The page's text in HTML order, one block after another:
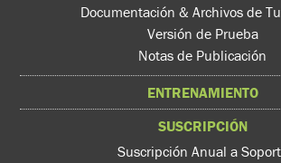
Documentación & Archivos de
Versión de Prueba
Notas de Publicación
ENTRENAMIENTO
SUSCRIPCIÓN
Suscripción Anual a